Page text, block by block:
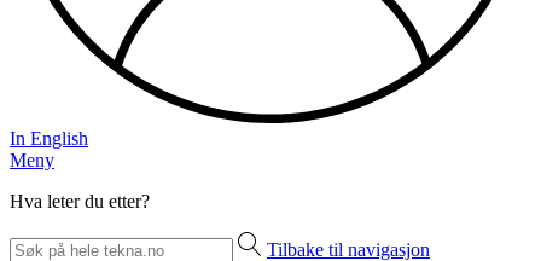
In English
Meny
Hva leter du etter?
Tilbake til navigasjon